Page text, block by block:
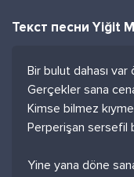
Текст песни Yiğit
Bir bulut dahası
Gerçekler sana
Kimse bilmez
Perperişan sersefil
Yine yana döne